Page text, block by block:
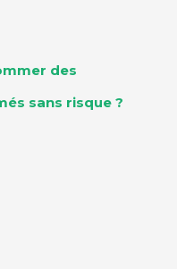
des
sans risque ?